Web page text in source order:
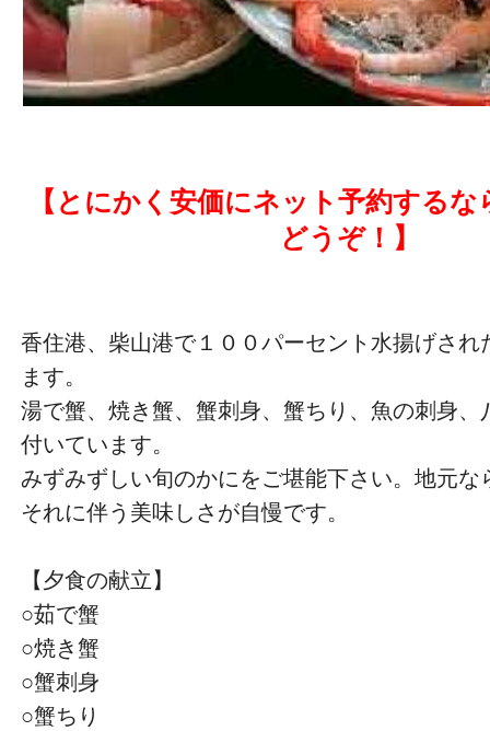
【とにかく安価にネット予約する
どうぞ！】
香住港、柴山港で１００パーセント水揚げされ
ます。
湯で蟹、焼き蟹、蟹刺身、蟹ちり、魚の刺身、
付いています。
みずみずしい旬のかにをご堪能下さい。地元な
それに伴う美味しさが自慢です。
【夕食の献立】
○茹で蟹
○焼き蟹
○蟹刺身
○蟹ちり